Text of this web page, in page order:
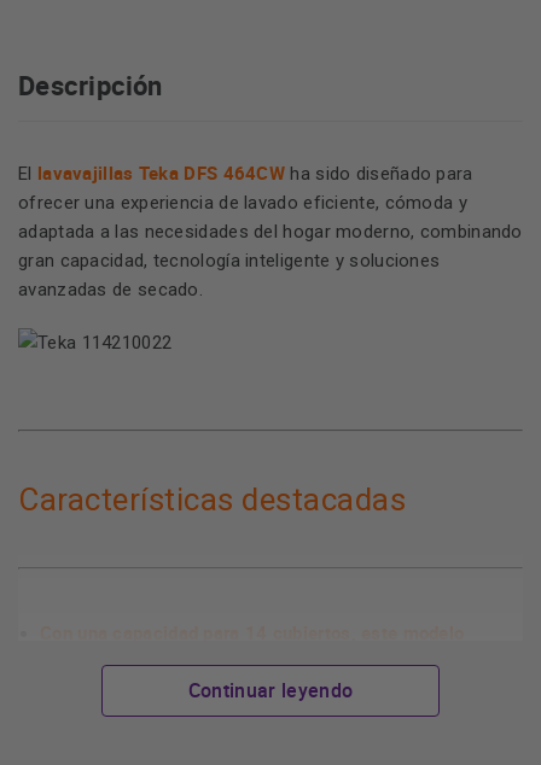
Descripción
El lavavajillas Teka DFS 464CW ha sido diseñado para
ofrecer una experiencia de lavado eficiente, cómoda y
adaptada a las necesidades del hogar moderno, combinando
gran capacidad, tecnología inteligente y soluciones
avanzadas de secado.
Características destacadas
permite lavar grandes cantidades de vajilla en un solo
ciclo, siendo ideal para familias o hogares con un uso
frecuente del lavavajillas. Su interior espacioso facilita la
Continuar leyendo